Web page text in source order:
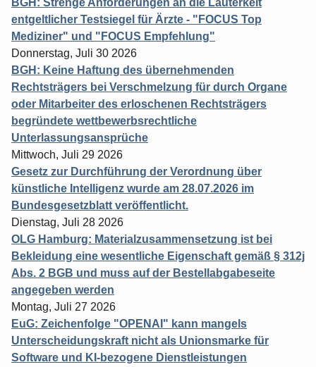
entgeltlicher Testsiegel für Ärzte - "FOCUS Top
Mediziner" und "FOCUS Empfehlung"
Donnerstag, Juli 30 2026
BGH: Keine Haftung des übernehmenden
Rechtsträgers bei Verschmelzung für durch Organe
oder Mitarbeiter des erloschenen Rechtsträgers
begründete wettbewerbsrechtliche
Unterlassungsansprüche
Mittwoch, Juli 29 2026
Gesetz zur Durchführung der Verordnung über
künstliche Intelligenz wurde am 28.07.2026 im
Bundesgesetzblatt veröffentlicht.
Dienstag, Juli 28 2026
OLG Hamburg: Materialzusammensetzung ist bei
Bekleidung eine wesentliche Eigenschaft gemäß § 312j
Abs. 2 BGB und muss auf der Bestellabgabeseite
angegeben werden
Montag, Juli 27 2026
EuG: Zeichenfolge "OPENAI" kann mangels
Unterscheidungskraft nicht als Unionsmarke für
Software und KI-bezogene Dienstleistungen